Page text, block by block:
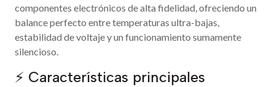
componentes electrónicos de alta fidelidad, ofreciendo un
balance perfecto entre temperaturas ultra-bajas,
estabilidad de voltaje y un funcionamiento sumamente
silencioso.
⚡ Características principales